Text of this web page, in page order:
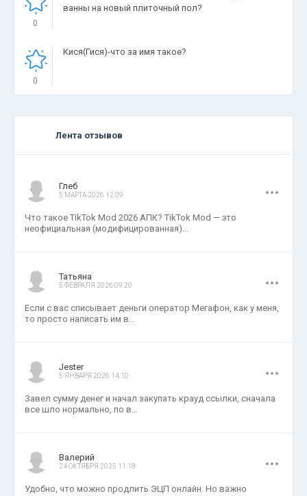
0
ванны на новый плиточный пол?
0
Кися(Гися)-что за имя такое?
Лента отзывов
Глеб
5 МАРТА 2026 12:09 ...
Что такое TikTok Mod 2026 АПК? TikTok Mod — это
неофициальная (модифицированная)...
Татьяна
5 ФЕВРАЛЯ 2026 09:20 ...
Если с вас списывает деньги оператор Мегафон, как у меня,
то просто написать им в...
Jester
5 ЯНВАРЯ 2026 14:10 ...
Завел сумму денег и начал закупать крауд ссылки, сначала
все шло нормально, по в...
Валерий
24 ОКТЯБРЯ 2025 11:18 ...
Удобно, что можно продлить ЭЦП онлайн. Но важно